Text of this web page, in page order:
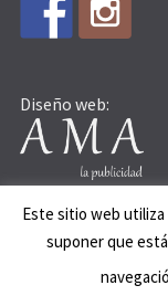
Diseño web:
Este sitio web utiliza
suponer que